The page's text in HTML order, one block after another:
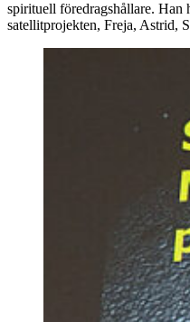
spirituell föredragshållare. Han
satellitprojekten, Freja, Astrid,